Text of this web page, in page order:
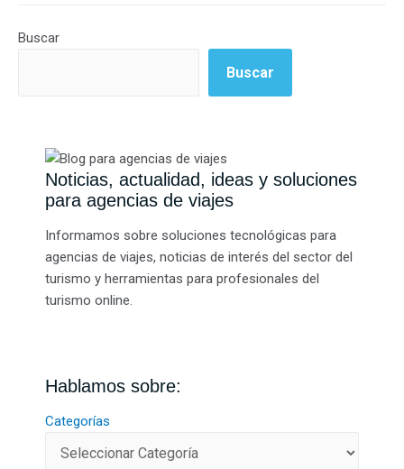
Buscar
Buscar
Noticias, actualidad, ideas y soluciones
para agencias de viajes
Informamos sobre soluciones tecnológicas para
agencias de viajes, noticias de interés del sector del
turismo y herramientas para profesionales del
turismo online.
Hablamos sobre:
Categorías